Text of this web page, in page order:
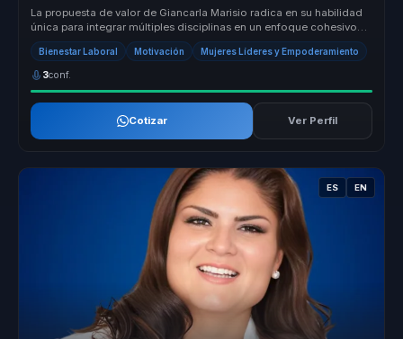
La propuesta de valor de Giancarla Marisio radica en su habilidad
única para integrar múltiples disciplinas en un enfoque cohesivo
que pr...
Bienestar Laboral Motivación Mujeres Líderes y Empoderamiento
3conf.
Cotizar Ver Perfil
ES EN